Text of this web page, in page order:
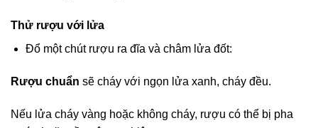
Thử rượu với lửa
Đổ một chút rượu ra đĩa và châm lửa đốt:
Rượu chuẩn sẽ cháy với ngọn lửa xanh, cháy đều.
Nếu lửa cháy vàng hoặc không cháy, rượu có thể bị pha